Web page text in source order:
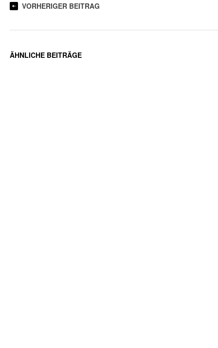
VORHERIGER BEITRAG
ÄHNLICHE BEITRÄGE